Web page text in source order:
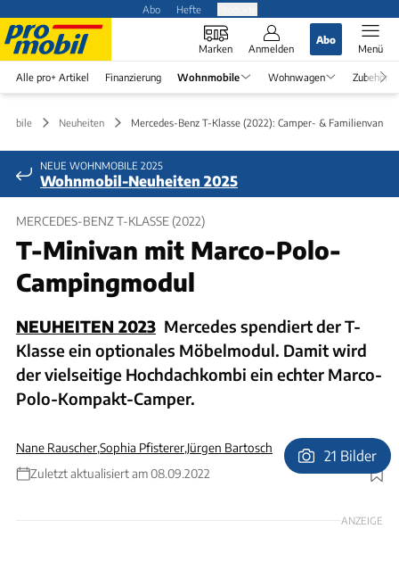
Abo Hefte
Marken Anmelden
Abo
Menü
Alle pro+ Artikel Finanzierung Wohnmobile Wohnwagen Zubehör
Neuheiten Mercedes-Benz T-Klasse (2022): Camper- & Familienvan
NEUE WOHNMOBILE 2025
Wohnmobil-Neuheiten 2025
MERCEDES-BENZ T-KLASSE (2022)
T-Minivan mit Marco-Polo-
Campingmodul
NEUHEITEN 2023 Mercedes spendiert der T-
Klasse ein optionales Möbelmodul. Damit wird
der vielseitige Hochdachkombi ein echter Marco-
Polo-Kompakt-Camper.
Nane Rauscher,Sophia Pfisterer,Jürgen Bartosch
Zuletzt aktualisiert am 08.09.2022
Foto: S.Pfisterer
21 Bilder
ANZEIGE